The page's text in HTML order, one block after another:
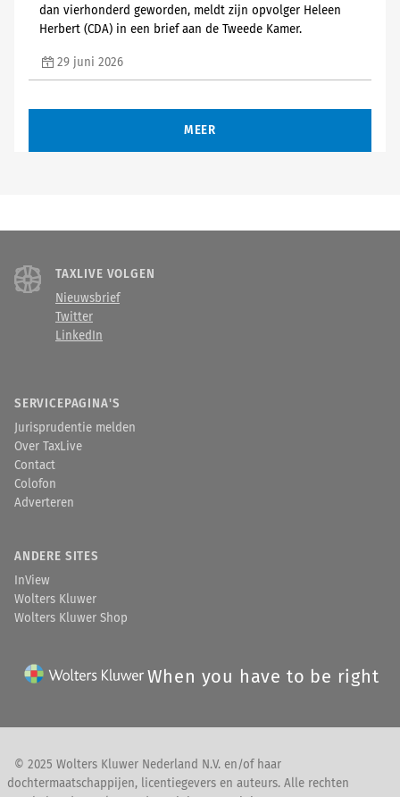
dan vierhonderd geworden, meldt zijn opvolger Heleen
Herbert (CDA) in een brief aan de Tweede Kamer.
29 juni 2026
MEER
TAXLIVE VOLGEN
Nieuwsbrief
Twitter
LinkedIn
SERVICEPAGINA'S
Jurisprudentie melden
Over TaxLive
Contact
Colofon
Adverteren
ANDERE SITES
InView
Wolters Kluwer
Wolters Kluwer Shop
When you have to be right
© 2025 Wolters Kluwer Nederland N.V. en/of haar
dochtermaatschappijen, licentiegevers en auteurs. Alle rechten